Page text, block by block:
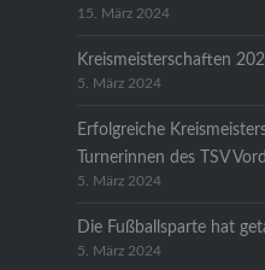
15. März 2024
Kreismeisterschaften
5. März 2024
Erfolgreiche
Turnerinnen des TSV
5. März 2024
Die Fußballsparte hat
5. März 2024